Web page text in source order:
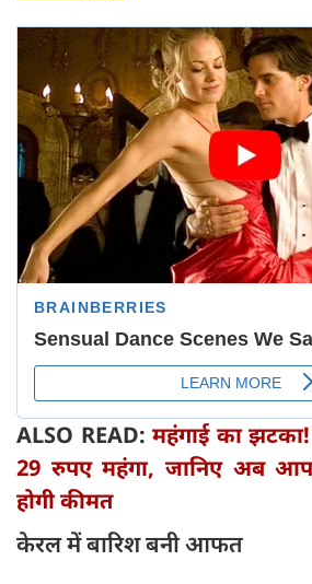
ALSO READ:महंगाई का
29 रुपए महंगा, जानिए अब
होगी कीमत
केरल में बारिश बनी आफत